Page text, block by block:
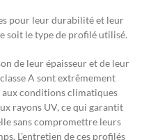
pour leur durabilité et leur
soit le type de profilé utilisé.
de leur épaisseur et de leur
A sont extrêmement
conditions climatiques
rayons UV, ce qui garantit
sans compromettre leurs
L’entretien de ces profilés